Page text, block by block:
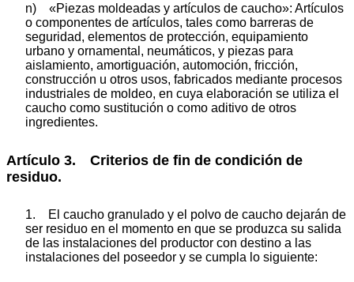
n) «Piezas moldeadas y artículos de caucho»: Artículos
o componentes de artículos, tales como barreras de
seguridad, elementos de protección, equipamiento
urbano y ornamental, neumáticos, y piezas para
aislamiento, amortiguación, automoción, fricción,
construcción u otros usos, fabricados mediante procesos
industriales de moldeo, en cuya elaboración se utiliza el
caucho como sustitución o como aditivo de otros
ingredientes.
Artículo 3. Criterios de fin de condición de
residuo.
1. El caucho granulado y el polvo de caucho dejarán de
ser residuo en el momento en que se produzca su salida
de las instalaciones del productor con destino a las
instalaciones del poseedor y se cumpla lo siguiente: